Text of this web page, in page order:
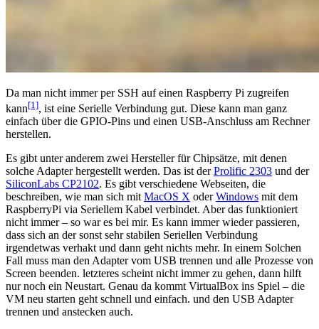
Da man nicht immer per SSH auf einen Raspberry Pi zugreifen
kann[1], ist eine Serielle Verbindung gut. Diese kann man ganz
einfach über die GPIO-Pins und einen USB-Anschluss am Rechner
herstellen.
Es gibt unter anderem zwei Hersteller für Chipsätze, mit denen
solche Adapter hergestellt werden. Das ist derProlific 2303 und der
SiliconLabs CP2102. Es gibt verschiedene Webseiten, die
beschreiben, wie man sich mit MacOS X oderWindows mit dem
RaspberryPi via Seriellem Kabel verbindet. Aber das funktioniert
nicht immer – so war es bei mir. Es kann immer wieder passieren,
dass sich an der sonst sehr stabilen Seriellen Verbindung
irgendetwas verhakt und dann geht nichts mehr. In einem Solchen
Fall muss man den Adapter vom USB trennen und alle Prozesse von
Screen beenden. letzteres scheint nicht immer zu gehen, dann hilft
nur noch ein Neustart. Genau da kommt VirtualBox ins Spiel – die
VM neu starten geht schnell und einfach. und den USB Adapter
trennen und anstecken auch.